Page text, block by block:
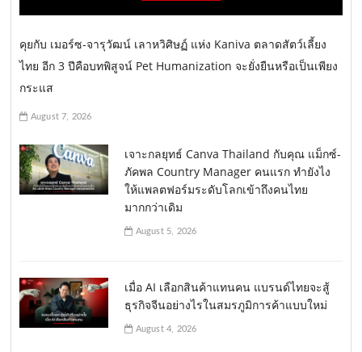
คุยกับ เมอร์ซ-จารุวัฒน์ เลาหวิศิษฏ์ แห่ง Kaniva ตลาดสัตว์เลี้ยง
ไทย อีก 3 ปีคือบทพิสูจน์ Pet Humanization จะยั่งยืนหรือเป็นเพียง
กระแส
August 7, 2026
เจาะกลยุทธ์ Canva Thailand กับคุณ แม็กซ์-
ภัคพล Country Manager คนแรก ทำยังไง
ให้แพลตฟอร์มระดับโลกเข้าถึงคนไทย
มากกว่าเดิม
August 5, 2026
เมื่อ AI เลือกสินค้าแทนคน แบรนด์ไทยจะสู้
ธุรกิจจีนอย่างไรในสมรภูมิการค้าแบบใหม่
August 4, 2026